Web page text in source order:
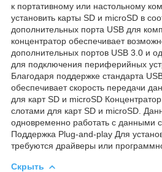
к портативному или настольному
установить карты SD и microSD в
дополнительных порта USB для
концентратор обеспечивает
дополнительных портов USB 3.0 и
для подключения периферийных
Благодаря поддержке стандарта
обеспечивает скорость передачи
для карт SD и microSD
слотами для карт SD и microSD.
одновременно работать с данными с
Поддержка Plug-and-play Для
требуются драйверы или
Скрыть